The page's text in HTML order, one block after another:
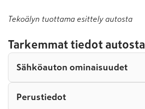
Tekoälyn tuottama esittely autosta
Tarkemmat tiedot autosta
Sähköauton ominaisuudet
Perustiedot